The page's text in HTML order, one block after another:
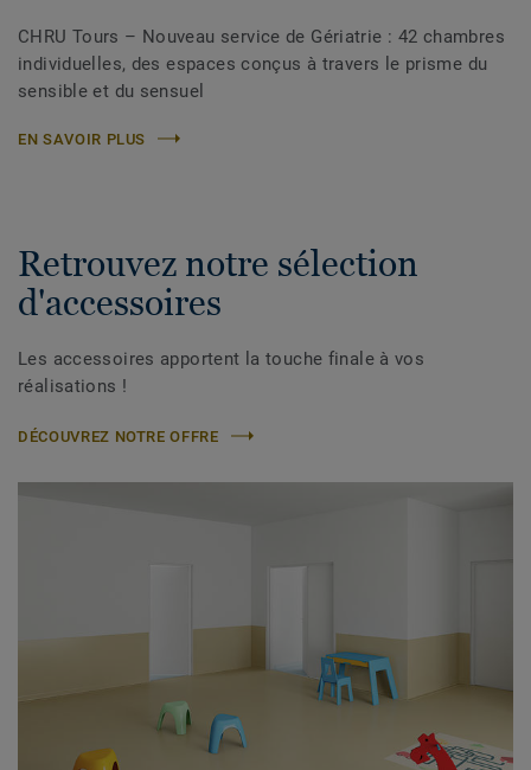
CHRU Tours – Nouveau service de Gériatrie : 42 chambres
individuelles, des espaces conçus à travers le prisme du
sensible et du sensuel
EN SAVOIR PLUS
Retrouvez notre sélection
d'accessoires
Les accessoires apportent la touche finale à vos
réalisations !
DÉCOUVREZ NOTRE OFFRE